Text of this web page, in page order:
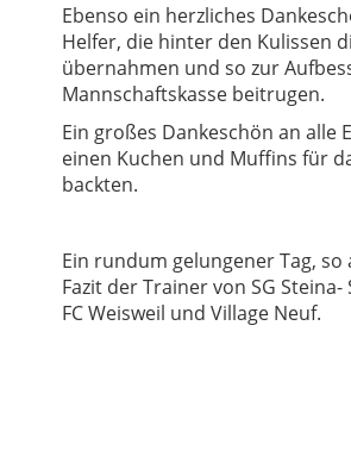
Ebenso ein herzliches
Helfer, die hinter den Kulissen
übernahmen und so zur
Mannschaftskasse beitrugen.
Ein großes Dankeschön an alle
einen Kuchen und Muffins für
backten.
Ein rundum gelungener Tag, so
Fazit der Trainer von SG
FC Weisweil und Village Neuf.